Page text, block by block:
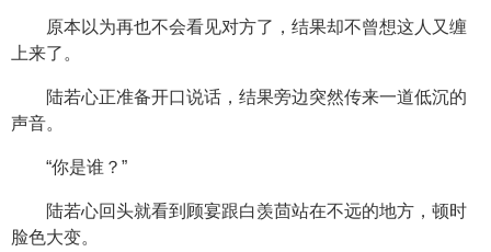
原本以为再也不会看见对方了，结果却不曾想这人又缠
上来了。
陆若心正准备开口说话，结果旁边突然传来一道低沉的
声音。
“你是谁？”
陆若心回头就看到顾宴跟白羡茴站在不远的地方，顿时
脸色大变。